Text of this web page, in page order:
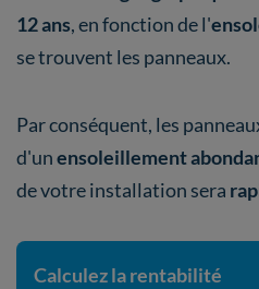
12 ans, en fonction de l'
se trouvent les panneaux.
Par conséquent, les
d'unensoleillement
de votre installation sera
Calculez la rentabilité